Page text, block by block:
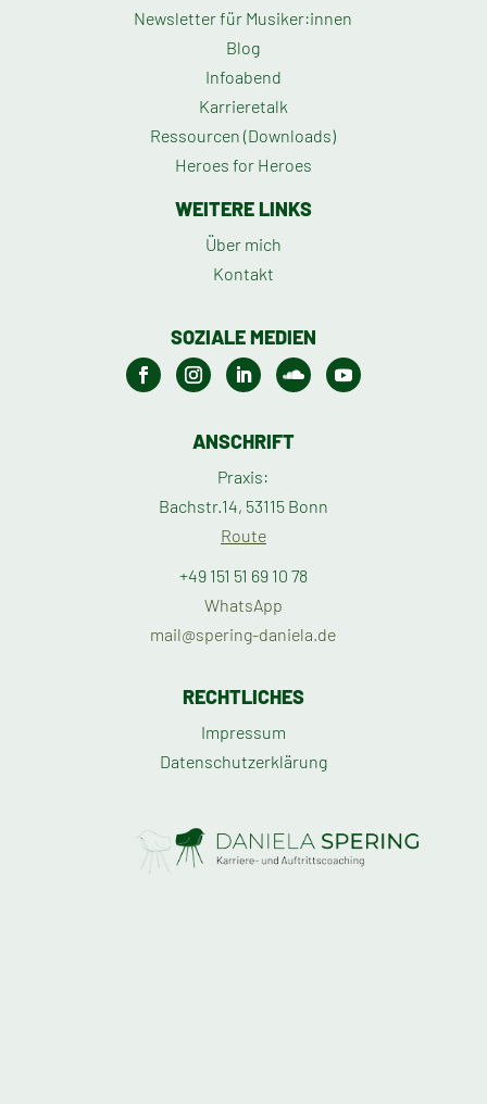
Newsletter für Musiker:innen
Blog
Infoabend
Karrieretalk
Ressourcen (Downloads)
Heroes for Heroes
WEITERE LINKS
Über mich
Kontakt
SOZIALE MEDIEN
ANSCHRIFT
Praxis:
Bachstr.14, 53115 Bonn
Route
+49 151 51 69 10 78
WhatsApp
mail@spering-daniela.de
RECHTLICHES
Impressum
Datenschutzerklärung